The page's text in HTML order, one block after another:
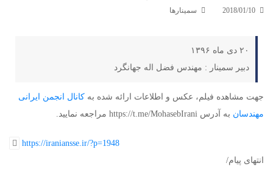
سمینارها
۲۰ دی ماه ۱۳۹۶
دبیر سمینار : مهندس فضل اله جهانگرد
جهت مشاهده فیلم، عکس و اطلاعات ارائه شده به کانال انجمن ایرانی
مهندسان به آدرس https://t.me/MohasebIrani مراجعه نمایید.
https://iraniansse.ir/?p=1948
انتهای پیام/